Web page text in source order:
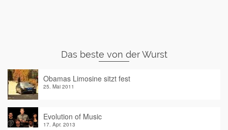
Das beste von der Wurst
Obamas Limosine sitzt fest
25. Mai 2011
Evolution of Music
17. Apr. 2013